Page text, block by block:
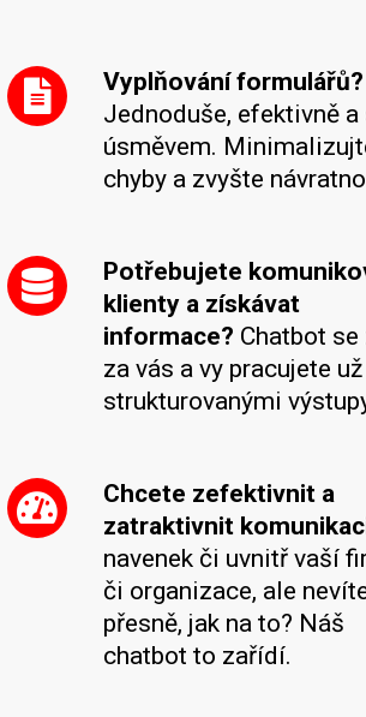
Vyplňování formulářů?
Jednoduše, efektivně a
úsměvem.
chyby a zvyšte
Potřebujete
klienty a získávat
informace? Chatbot se
za vás a vy pracujete
strukturovanými
Chcete zefektivnit a
zatraktivnit
navenek či uvnitř vaší
či organizace, ale
přesně, jak na to? Náš
chatbot to zařídí.